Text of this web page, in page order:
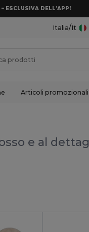
ESCLUSIVA DELL’APP!
Italia/It
Articoli promozionali
e al